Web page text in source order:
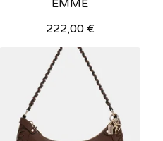
EMME
222,00 €